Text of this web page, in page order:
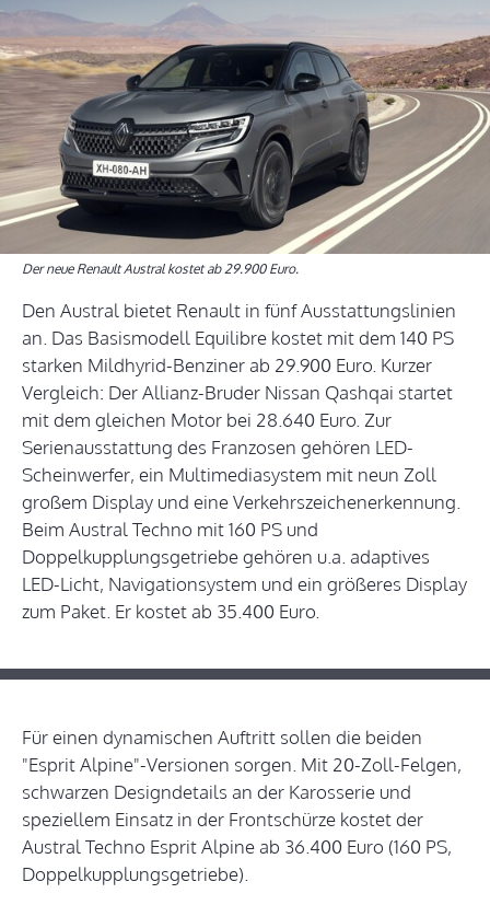
Der neue Renault Austral kostet ab 29.900 Euro.
Den Austral bietet Renault in fünf Ausstattungslinien
an. Das Basismodell Equilibre kostet mit dem 140 PS
starken Mildhyrid-Benziner ab 29.900 Euro. Kurzer
Vergleich: Der Allianz-Bruder Nissan Qashqai startet
mit dem gleichen Motor bei 28.640 Euro. Zur
Serienausstattung des Franzosen gehören LED-
Scheinwerfer, ein Multimediasystem mit neun Zoll
großem Display und eine Verkehrszeichenerkennung.
Beim Austral Techno mit 160 PS und
Doppelkupplungsgetriebe gehören u.a. adaptives
LED-Licht, Navigationsystem und ein größeres Display
zum Paket. Er kostet ab 35.400 Euro.
Für einen dynamischen Auftritt sollen die beiden
"Esprit Alpine"-Versionen sorgen. Mit 20-Zoll-Felgen,
schwarzen Designdetails an der Karosserie und
speziellem Einsatz in der Frontschürze kostet der
Austral Techno Esprit Alpine ab 36.400 Euro (160 PS,
Doppelkupplungsgetriebe).